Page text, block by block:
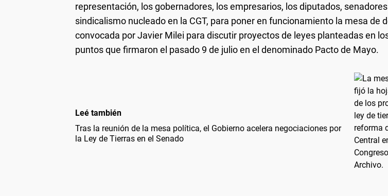
representación, los gobernadores, los empresarios, los diputados, senadores
sindicalismo nucleado en la CGT, para poner en funcionamiento la mesa de
convocada por Javier Milei para discutir proyectos de leyes planteadas en
puntos que firmaron el pasado 9 de julio en el denominado Pacto de Mayo.
Leé también
Tras la reunión de la mesa política, el Gobierno acelera negociaciones por
la Ley de Tierras en el Senado